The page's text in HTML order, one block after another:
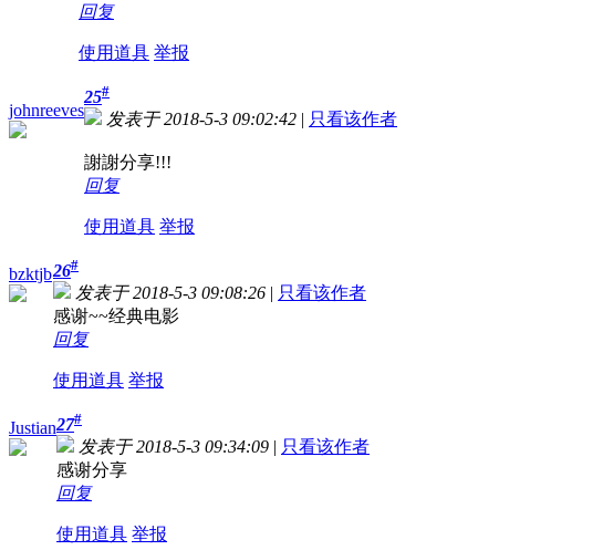
回复
使用道具 举报
johnreeves
25#
发表于 2018-5-3 09:02:42 | 只看该作者
謝謝分享!!!
回复
使用道具 举报
bzktjb26#
发表于 2018-5-3 09:08:26 | 只看该作者
感谢~~经典电影
回复
使用道具 举报
Justian27#
发表于 2018-5-3 09:34:09 | 只看该作者
感谢分享
回复
使用道具 举报